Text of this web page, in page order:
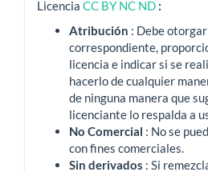
Licencia CC BY NC ND :
Atribución : Debe
correspondiente,
licencia e indicar si se
hacerlo de cualquier
de ninguna manera que
licenciante lo respalda a
No Comercial : No se
con fines comerciales.
Sin derivados : Si